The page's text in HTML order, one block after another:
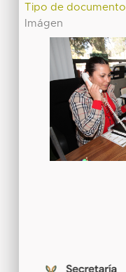
Tipo de documento
Imágen